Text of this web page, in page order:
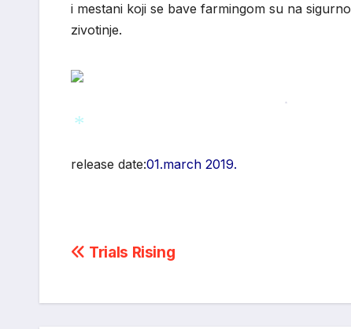
i mestani koji se bave farmingom su na
zivotinje.
release date:01.march 2019.
Post
Trials Rising